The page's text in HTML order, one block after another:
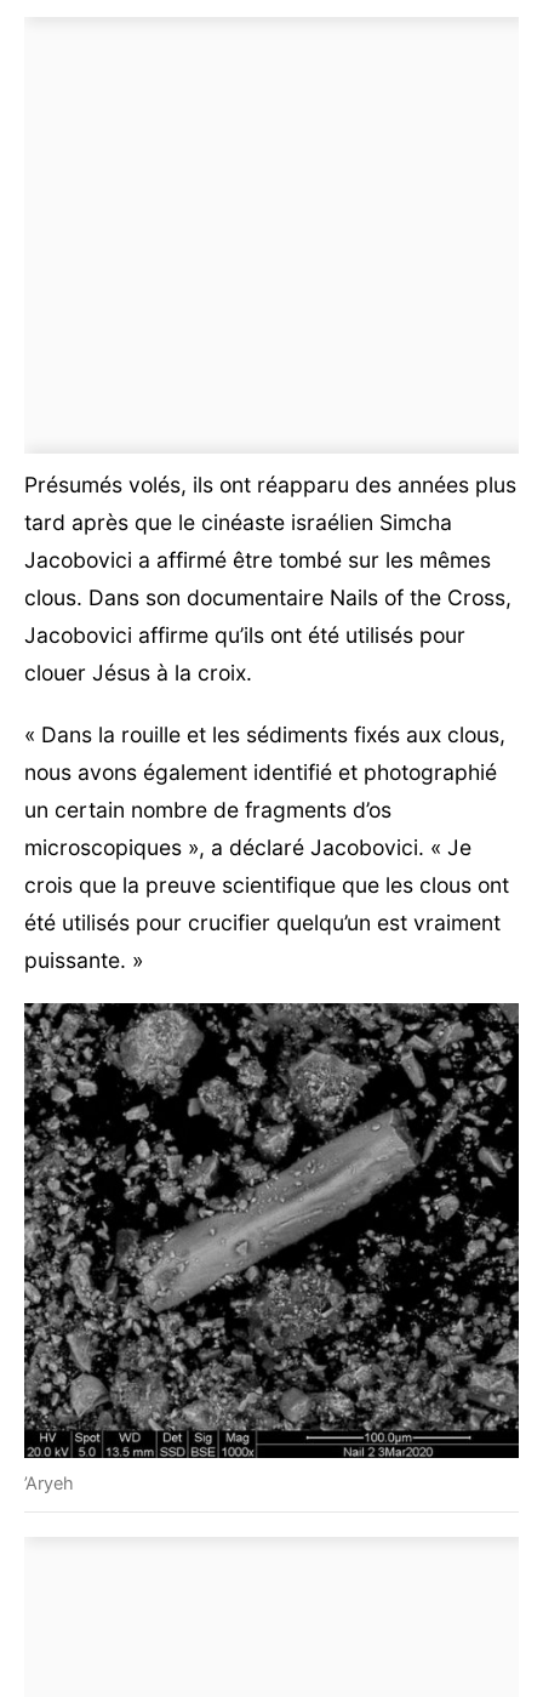
Présumés volés, ils ont réapparu des années plus
tard après que le cinéaste israélien Simcha
Jacobovici a affirmé être tombé sur les mêmes
clous. Dans son documentaire Nails of the Cross,
Jacobovici affirme qu’ils ont été utilisés pour
clouer Jésus à la croix.
« Dans la rouille et les sédiments fixés aux clous,
nous avons également identifié et photographié
un certain nombre de fragments d’os
microscopiques », a déclaré Jacobovici. « Je
crois que la preuve scientifique que les clous ont
été utilisés pour crucifier quelqu’un est vraiment
puissante. »
’Aryeh